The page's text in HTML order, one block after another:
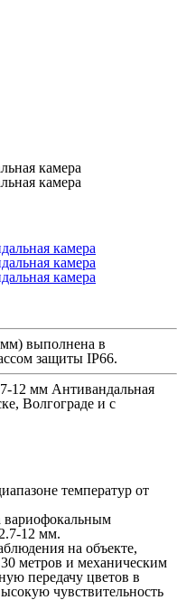
камера
камера
выполнена в
защиты IP66.
12 мм Антивандальная
Волгограде и с
температур от
12 мм.
на объекте,
метров и механическим
передачу цветов в
чувствительность